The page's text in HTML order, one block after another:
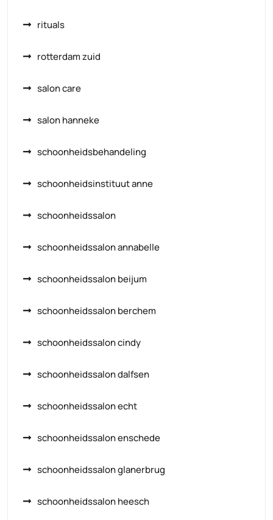
rituals
rotterdam zuid
salon care
salon hanneke
schoonheidsbehandeling
schoonheidsinstituut anne
schoonheidssalon
schoonheidssalon annabelle
schoonheidssalon beijum
schoonheidssalon berchem
schoonheidssalon cindy
schoonheidssalon dalfsen
schoonheidssalon echt
schoonheidssalon enschede
schoonheidssalon glanerbrug
schoonheidssalon heesch